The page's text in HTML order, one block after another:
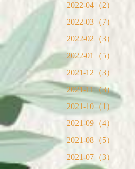
2022-04（2）
2022-03（7）
2022-02（3）
2022-01（5）
2021-12（3）
2021-11（3）
2021-10（1）
2021-09（4）
2021-08（5）
2021-07（3）